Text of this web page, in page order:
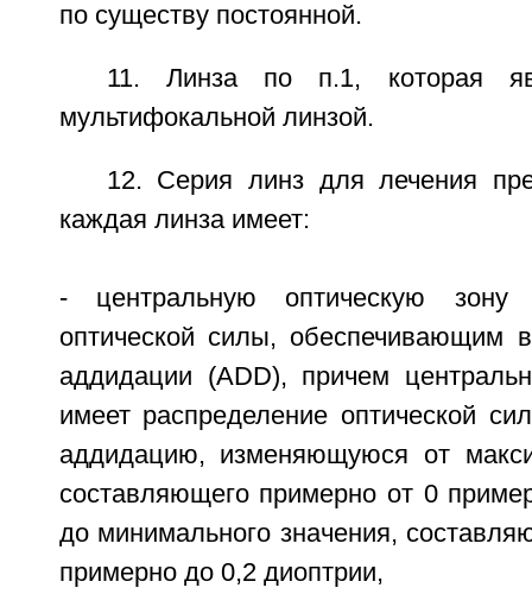
по существу постоянной.
11. Линза по п.1, которая
мультифокальной линзой.
12. Серия линз для лечения
каждая линза имеет:
- центральную оптическую зону
оптической силы, обеспечивающим
аддидации (ADD), причем
имеет распределение оптической
аддидацию, изменяющуюся от
составляющего примерно от 0
до минимального значения,
примерно до 0,2 диоптрии,